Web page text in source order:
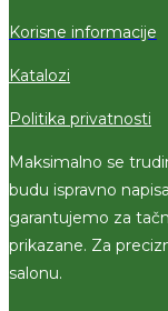
Korisne informacije
Katalozi
Politika privatnosti
Maksimalno se
budu ispravno
garantujemo za
prikazane. Za
salonu.